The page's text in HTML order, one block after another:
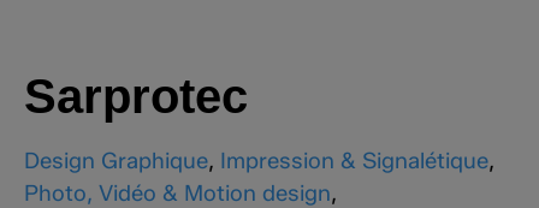
Sarprotec
Design Graphique, Impression & Signalétique,
Photo, Vidéo & Motion design,